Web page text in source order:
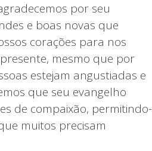
por seu
e boas novas que
corações para nos
mesmo que por
estejam angustiadas e
que seu evangelho
de compaixão, permitindo-
muitos precisam